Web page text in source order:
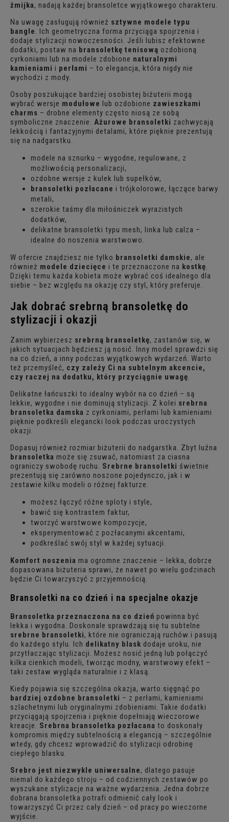
żmijka, nadają każdej bransoletce wyjątkowego charakteru.
Na uwagę zasługują również sztywne modele typu
bangle. Ich geometryczna forma przyciąga spojrzenia i
dodaje stylizacji nowoczesności. Jeśli lubisz efektowne
dodatki, postaw na bransoletkę tenisową ozdobioną
cyrkoniami lub na modele zdobione naturalnymi
kamieniami i perłami – to elegancja, która nigdy nie
wychodzi z mody.
Osoby poszukujące bardziej osobistej biżuterii mogą
wybrać wersje modułowe lub ozdobione zawieszkami
charms – drobne elementy często niosą ze sobą
symboliczne znaczenie.Ażurowe bransoletki zachwycają
lekkością i fantazyjnymi detalami, które pięknie prezentują
się na nadgarstku.
modele na sznurku – wygodne, regulowane, z
możliwością personalizacji,
ozdobne wersje z kulek lub supełków,
bransoletki pozłacane i trójkolorowe, łączące barwy
metali,
szerokie taśmy dla miłośniczek wyrazistych
dodatków,
delikatne bransoletki typu mesh, linka lub calza –
idealne do noszenia warstwowo.
W ofercie znajdziesz nie tylko bransoletki damskie, ale
również modele dziecięce i te przeznaczone na kostkę.
Dzięki temu każda kobieta może wybrać coś idealnego dla
siebie – bez względu na okazję czy styl, który preferuje.
Jak dobrać srebrną bransoletkę do
stylizacji i okazji
Zanim wybierzesz srebrną bransoletkę, zastanów się, w
jakich sytuacjach będziesz ją nosić. Inny model sprawdzi się
na co dzień, a inny podczas wyjątkowych wydarzeń. Warto
też przemyśleć, czy zależy Ci na subtelnym akcencie,
czy raczej na dodatku, który przyciągnie uwagę.
Delikatne łańcuszki to idealny wybór na co dzień – są
lekkie, wygodne i nie dominują stylizacji. Z kolei srebrna
bransoletka damska z cyrkoniami, perłami lub kamieniami
pięknie podkreśli elegancki look podczas uroczystych
okazji.
Dopasuj również rozmiar biżuterii do nadgarstka. Zbyt luźna
bransoletka może się zsuwać, natomiast za ciasna
ograniczy swobodę ruchu. Srebrne bransoletki świetnie
prezentują się zarówno noszone pojedynczo, jak i w
zestawie kilku modeli o różnej fakturze.
możesz łączyć różne sploty i style,
bawić się kontrastem faktur,
tworzyć warstwowe kompozycje,
eksperymentować z pozłacanymi akcentami,
podkreślać swój styl w każdej sytuacji.
Komfort noszenia ma ogromne znaczenie – lekka, dobrze
dopasowana biżuteria sprawi, że nawet po wielu godzinach
będzie Ci towarzyszyć z przyjemnością.
Bransoletki na co dzień i na specjalne okazje
Bransoletka przeznaczona na co dzień powinna być
lekka i wygodna. Doskonale sprawdzają się tu subtelne
srebrne bransoletki, które nie ograniczają ruchów i pasują
do każdego stylu. Ich delikatny blask dodaje uroku, nie
przytłaczając stylizacji. Możesz nosić jedną lub połączyć
kilka cienkich modeli, tworząc modny, warstwowy efekt –
taki zestaw wygląda naturalnie i z klasą.
Kiedy pojawia się szczególna okazja, warto sięgnąć po
bardziej ozdobne bransoletki – z perłami, kamieniami
szlachetnymi lub oryginalnymi zdobieniami. Takie dodatki
przyciągają spojrzenia i pięknie dopełniają wieczorowe
kreacje. Srebrna bransoletka pozłacana to doskonały
kompromis między subtelnością a elegancją – szczególnie
wtedy, gdy chcesz wprowadzić do stylizacji odrobinę
ciepłego blasku.
Srebro jest niezwykle uniwersalne, dlatego pasuje
niemal do każdego stroju – od codziennych zestawów po
wyszukane stylizacje na ważne wydarzenia. Jedna dobrze
dobrana bransoletka potrafi odmienić cały look i
towarzyszyć Ci przez cały dzień – od pracy po wieczorne
wyjście.